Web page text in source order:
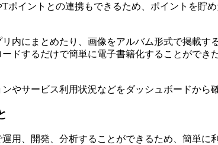
ポイントとの連携もできるため、ポイントを貯
内にまとめたり、画像をアルバム形式で掲載す
ドするだけで簡単に電子書籍化することができ
やサービス利用状況などをダッシュボードから
用、開発、分析することができるため、簡単に